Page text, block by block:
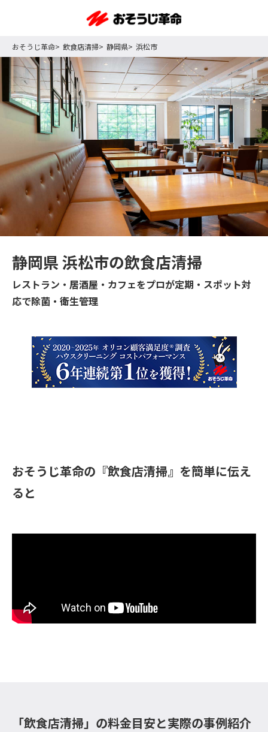
おそうじ革命 飲食店清掃 静岡県 浜松市
静岡県 浜松市の飲食店清掃
レストラン・居酒屋・カフェをプロが定期・スポット対
応で除菌・衛生管理
おそうじ革命の『飲食店清掃』を簡単に伝え
ると
「飲食店清掃」の料金目安と実際の事例紹介